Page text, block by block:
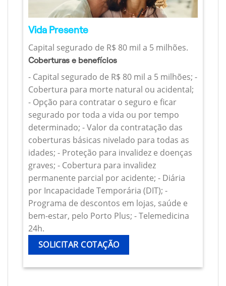
Vida Presente
Capital segurado de R$ 80 mil a 5 milhões.
Coberturas e benefícios
- Capital segurado de R$ 80 mil a 5 milhões; -
Cobertura para morte natural ou acidental;
- Opção para contratar o seguro e ficar
segurado por toda a vida ou por tempo
determinado; - Valor da contratação das
coberturas básicas nivelado para todas as
idades; - Proteção para invalidez e doenças
graves; - Cobertura para invalidez
permanente parcial por acidente; - Diária
por Incapacidade Temporária (DIT); -
Programa de descontos em lojas, saúde e
bem-estar, pelo Porto Plus; - Telemedicina
24h.
SOLICITAR COTAÇÃO